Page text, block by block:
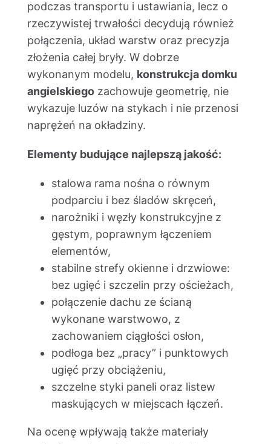
podczas transportu i ustawiania, lecz o
rzeczywistej trwałości decydują również
połączenia, układ warstw oraz precyzja
złożenia całej bryły. W dobrze
wykonanym modelu, konstrukcja domku
angielskiegozachowuje geometrię, nie
wykazuje luzów na stykach i nie przenosi
naprężeń na okładziny.
Elementy budujące najlepszą jakość:
stalowa rama nośna o równym
podparciu i bez śladów skręceń,
narożniki i węzły konstrukcyjne z
gęstym, poprawnym łączeniem
elementów,
stabilne strefy okienne i drzwiowe:
bez ugięć i szczelin przy ościeżach,
połączenie dachu ze ścianą
wykonane warstwowo, z
zachowaniem ciągłości osłon,
podłoga bez „pracy” i punktowych
ugięć przy obciążeniu,
szczelne styki paneli oraz listew
maskujących w miejscach łączeń.
Na ocenę wpływają także materiały